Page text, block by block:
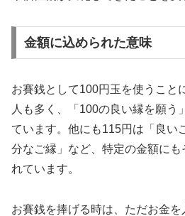
金額に込められた意味
お賽銭として100円玉を使うこと
人も多く、「100の良い縁を願う
ています。他にも115円は「良い
分なご縁」など、特定の金額に
れています。
お賽銭を捧げる時は、ただお金